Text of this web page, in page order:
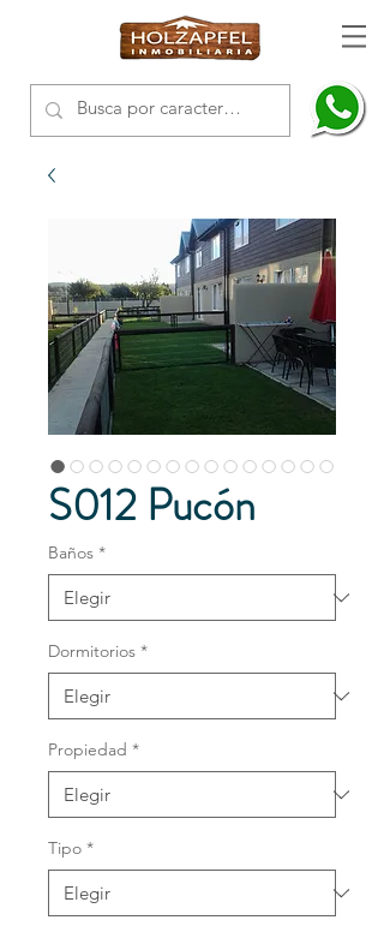
S012 Pucón
Baños *
Dormitorios *
Propiedad *
Tipo *